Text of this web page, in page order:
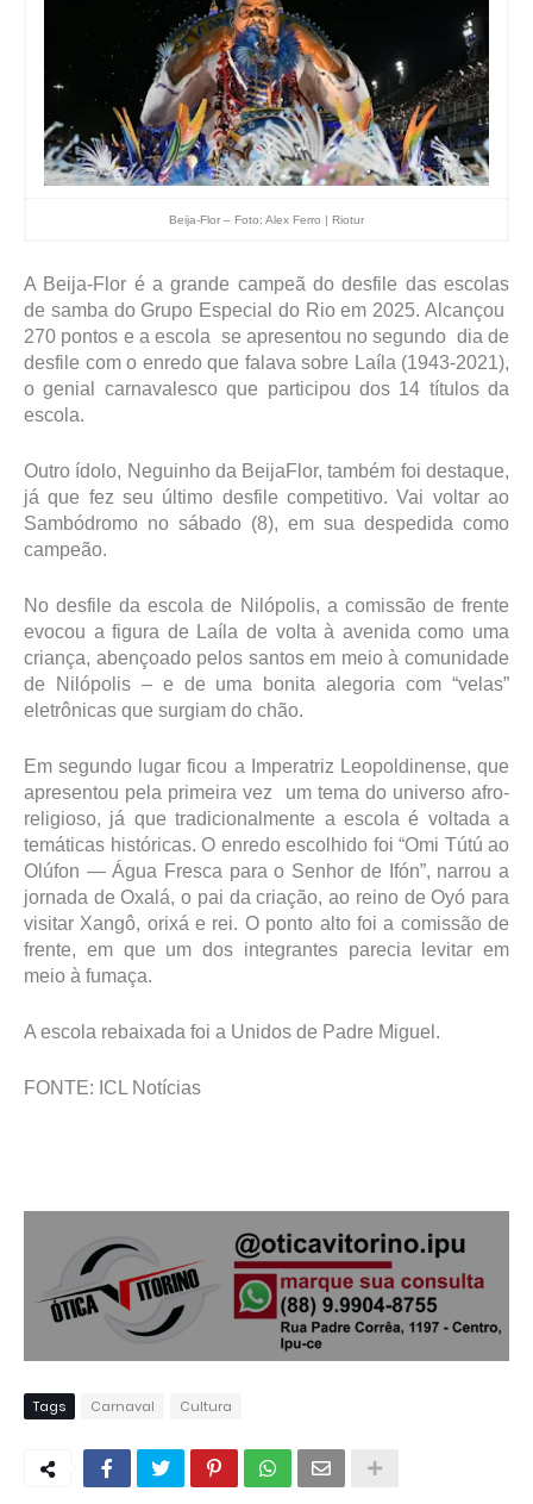
Beija-Flor – Foto: Alex Ferro | Riotur
A Beija-Flor é a grande campeã do desfile das escolas
de samba do Grupo Especial do Rio em 2025. Alcançou
270 pontos e a escola se apresentou no segundo dia de
desfile com o enredo que falava sobre Laíla (1943-2021),
o genial carnavalesco que participou dos 14 títulos da
escola.
Outro ídolo, Neguinho da BeijaFlor, também foi destaque,
já que fez seu último desfile competitivo. Vai voltar ao
Sambódromo no sábado (8), em sua despedida como
campeão.
No desfile da escola de Nilópolis, a comissão de frente
evocou a figura de Laíla de volta à avenida como uma
criança, abençoado pelos santos em meio à comunidade
de Nilópolis – e de uma bonita alegoria com “velas”
eletrônicas que surgiam do chão.
Em segundo lugar ficou a Imperatriz Leopoldinense, que
apresentou pela primeira vez um tema do universo afro-
religioso, já que tradicionalmente a escola é voltada a
temáticas históricas. O enredo escolhido foi “Omi Tútú ao
Olúfon — Água Fresca para o Senhor de Ifón”, narrou a
jornada de Oxalá, o pai da criação, ao reino de Oyó para
visitar Xangô, orixá e rei. O ponto alto foi a comissão de
frente, em que um dos integrantes parecia levitar em
meio à fumaça.
A escola rebaixada foi a Unidos de Padre Miguel.
FONTE: ICL Notícias
Tags Carnaval Cultura